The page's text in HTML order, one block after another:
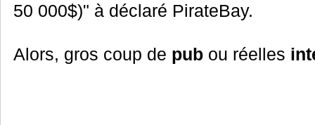
50 000$)" à déclaré PirateBay.
Alors, gros coup de pubou réelles